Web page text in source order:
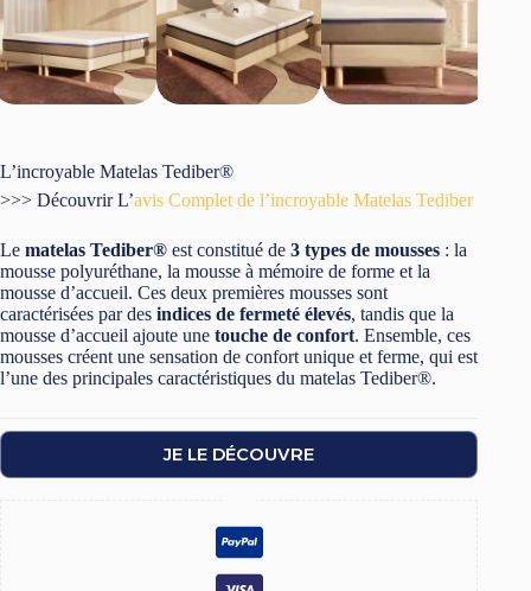
L’incroyable Matelas Tediber®
>>> Découvrir L’avis Complet de l’incroyable Matelas Tediber
Le matelas Tediber® est constitué de 3 types de mousses : la
mousse polyuréthane, la mousse à mémoire de forme et la
mousse d’accueil. Ces deux premières mousses sont
caractérisées par des indices de fermeté élevés, tandis que la
mousse d’accueil ajoute une touche de confort. Ensemble, ces
mousses créent une sensation de confort unique et ferme, qui est
l’une des principales caractéristiques du matelas Tediber®.
JE LE DÉCOUVRE